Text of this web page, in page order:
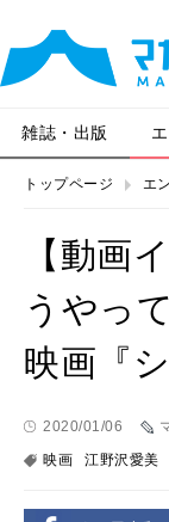
雑誌・出版
トップページ エ
【動画
うやっ
映画『
2020/01/06
映画
江野沢愛美